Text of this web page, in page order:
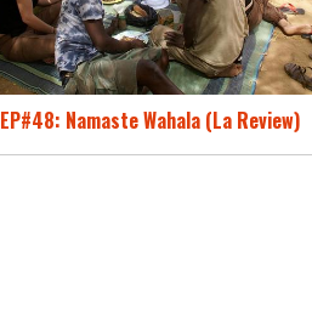
EP#48: Namaste Wahala (La Review)